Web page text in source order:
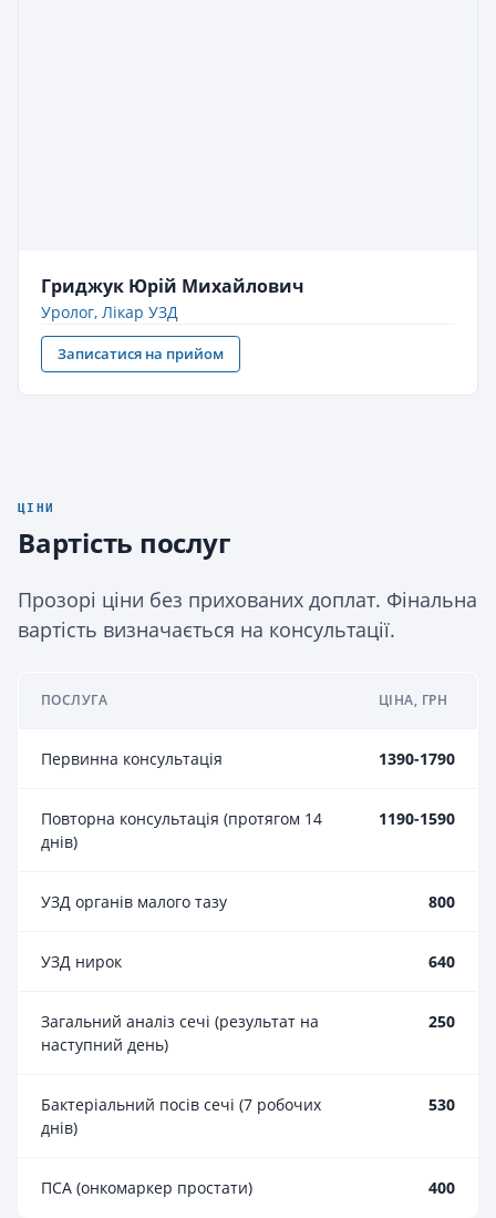
Гриджук Юрій Михайлович
Уролог, Лікар УЗД
Записатися на прийом
ЦІНИ
Вартість послуг
Прозорі ціни без прихованих доплат. Фінальна
вартість визначається на консультації.
ПОСЛУГА ЦІНА, ГРН
Первинна консультація 1390-1790
Повторна консультація (протягом 14
днів)
1190-1590
УЗД органів малого тазу 800
УЗД нирок 640
Загальний аналіз сечі (результат на
наступний день)
250
Бактеріальний посів сечі (7 робочих
днів)
530
ПСА (онкомаркер простати) 400